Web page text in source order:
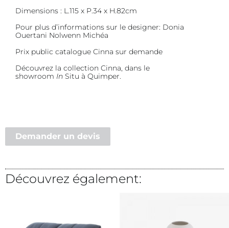
Dimensions : L.115 x P.34 x H.82cm
Pour plus d’informations sur le designer: Donia
Ouertani Nolwenn Michéa
Prix public catalogue Cinna sur demande
Découvrez la collection Cinna, dans le
showroom In Situ à Quimper.
Demander un devis
Découvrez également: